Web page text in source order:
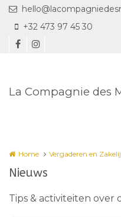
Overslaan en naar de inhoud
+32 473 97 45 30
La Compagnie des
Home Vergaderen en
Nieuws
Tips & activiteiten over